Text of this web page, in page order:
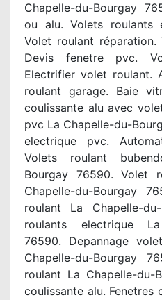
Chapelle-du-Bourgay
ou alu. Volets roulants
Volet roulant
Devis fenetre pvc.
Electrifier volet roulant.
roulant garage. Baie
coulissante alu avec
pvc La Chapelle-du-
electrique pvc.
Volets roulant
Bourgay 76590. Volet
Chapelle-du-Bourgay
roulant La Chapelle-
roulants electrique La
76590. Depannage
Chapelle-du-Bourgay
roulant La Chapelle-du-
coulissante alu.